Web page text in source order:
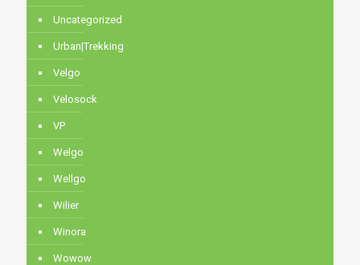
Uncategorized
Urban|Trekking
Velgo
Velosock
VP
Welgo
Wellgo
Wilier
Winora
Wowow